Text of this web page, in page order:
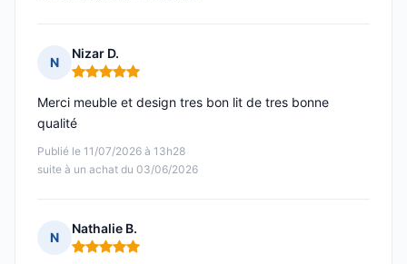
N
Nizar D.
Note : 5 sur 5
Publié le 11/07/2026 à 13h28
suite à un achat du 03/06/2026
Merci meuble et design tres bon lit de tres bonne
qualité
N
Nathalie B.
Note : 5 sur 5